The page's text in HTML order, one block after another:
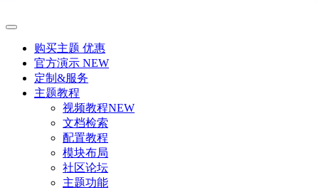
购买主题 优惠
官方演示 NEW
定制&服务
主题教程
视频教程NEW
文档检索
配置教程
模块布局
社区论坛
主题功能